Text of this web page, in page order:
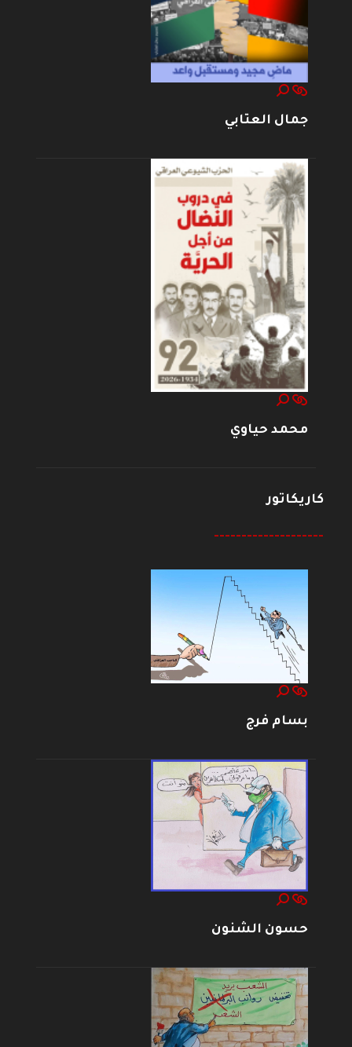
جمال العتابي
محمد حياوي
كاريكاتور
--------------------
بسام فرج
حسون الشنون